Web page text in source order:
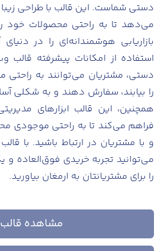
دستی شماست. این قالب با طراحی زیبا
می‌دهد تا به راحتی محصولات خود
بازاریابی هوشمندانه‌ای را در
استفاده از امکانات پیشرفته
دستی، مشتریان می‌توانند به
را بیابند، سفارش دهند و به شکلی
همچنین، این قالب ابزارهای
فراهم می‌کند تا به راحتی موجودی
و با مشتریان در ارتباط باشید. با
می‌توانید تجربه خریدی فوق‌العاده و
را برای مشتریانتان به ارمغان بیاورید.
مشاهده قالب